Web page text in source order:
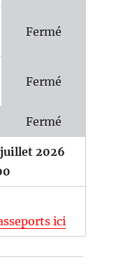
Fermé
Fermé
Fermé
juillet 2026
ici